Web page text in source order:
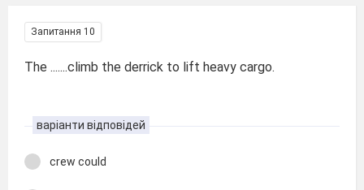
Запитання 10
The .......climb the derrick to lift heavy cargo.
варіанти відповідей
crew could